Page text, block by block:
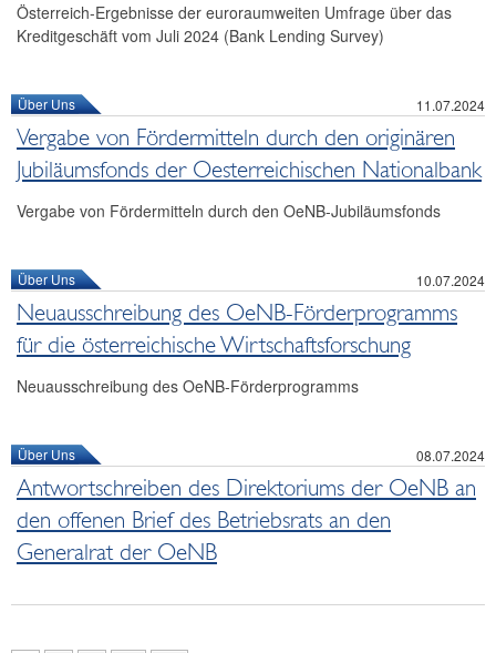
Österreich-Ergebnisse der euroraumweiten Umfrage über das
Kreditgeschäft vom Juli 2024 (Bank Lending Survey)
Über Uns 11.07.2024
Vergabe von Fördermitteln durch den originären
Jubiläumsfonds der Oesterreichischen Nationalbank
Vergabe von Fördermitteln durch den OeNB-Jubiläumsfonds
Über Uns 10.07.2024
Neuausschreibung des OeNB-Förderprogramms
für die österreichische Wirtschaftsforschung
Neuausschreibung des OeNB-Förderprogramms
Über Uns 08.07.2024
Antwortschreiben des Direktoriums der OeNB an
den offenen Brief des Betriebsrats an den
Generalrat der OeNB